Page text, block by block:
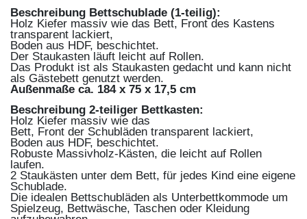
Beschreibung Bettschublade (1-teilig):
Holz Kiefer massiv wie das Bett, Front des Kastens
transparent lackiert,
Boden aus HDF, beschichtet.
Der Staukasten läuft leicht auf Rollen.
Das Produkt ist als Staukasten gedacht und kann nicht
als Gästebett genutzt werden.
Außenmaße ca. 184 x 75 x 17,5 cm
Beschreibung 2-teiliger Bettkasten:
Holz Kiefer massiv wie das
Bett, Front der Schubläden transparent lackiert,
Boden aus HDF, beschichtet.
Robuste Massivholz-Kästen, die leicht auf Rollen
laufen.
2 Staukästen unter dem Bett, für jedes Kind eine eigene
Schublade.
Die idealen Bettschubläden als Unterbettkommode um
Spielzeug, Bettwäsche, Taschen oder Kleidung